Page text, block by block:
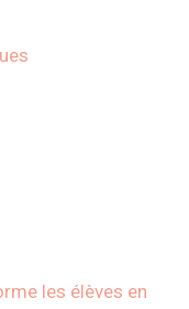
les élèves en